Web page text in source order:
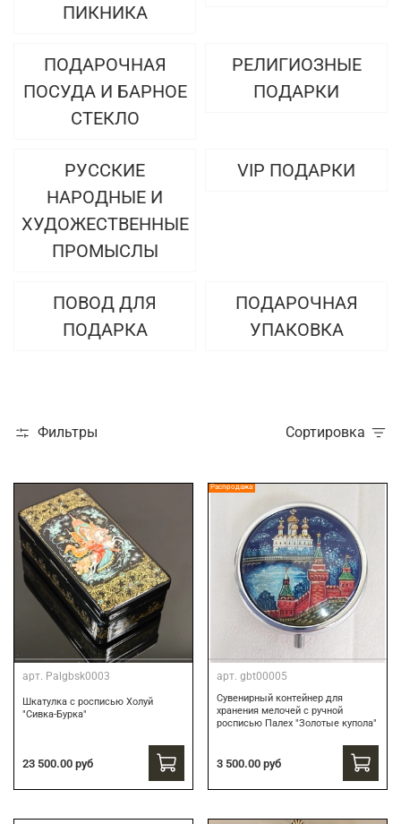
ПИКНИКА
ПОДАРОЧНАЯ
ПОСУДА И БАРНОЕ
СТЕКЛО
РЕЛИГИОЗНЫЕ
ПОДАРКИ
РУССКИЕ
НАРОДНЫЕ И
ХУДОЖЕСТВЕННЫЕ
ПРОМЫСЛЫ
VIP ПОДАРКИ
ПОВОД ДЛЯ
ПОДАРКА
ПОДАРОЧНАЯ
УПАКОВКА
Фильтры Сортировка
арт. Palgbsk0003
Шкатулка с росписью Холуй
"Сивка-Бурка"
23 500.00 руб
Распродажа
арт. gbt00005
Сувенирный контейнер для
хранения мелочей с ручной
росписью Палех "Золотые купола"
3 500.00 руб